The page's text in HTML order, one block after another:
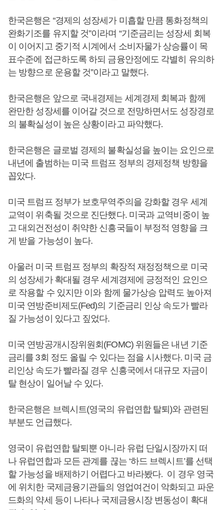
한국은행은 “경제의 성장세가 미흡할 만큼 통화정책의
완화기조를 유지할 것”이라며 “기준금리는 성장세 회복
이 이어지고 중기적 시계에서 소비자물가 상승률이 목
표수준에 접근하도록 하되 금융안정에도 각별히 유의하
는 방향으로 운용할 것”이라고 말했다.
한국은행은 앞으로 국내경제는 세계경제 회복과 함께
완만한 성장세를 이어갈 것으로 전망하면서도 성장경로
의 불확실성이 높은 상황이라고 파악했다.
한국은행은 글로벌 경제의 불확실성을 높이는 요인으로
내년에 출범하는 미국 트럼프 정부의 경제정책 방향을
꼽았다.
미국 트럼프 정부가 보호무역주의을 강화할 경우 세계
교역이 위축될 것으로 진단했다. 미국과 교역비중이 높
고 대외건전성이 취약한 신흥국들이 부정적 영향을 크
게 받을 가능성이 높다.
아울러 미국 트럼프 정부의 확장적 재정정책으로 미국
의 성장세가 확대될 경우 세계경제에 긍정적인 요인으
로 작용할 수 있지만 이와 함께 물가상승 압력도 높아져
미국 연방준비제도(Fed)의 기준금리 인상 속도가 빨라
질 가능성이 있다고 짚었다.
미국 연방공개시장위원회(FOMC) 위원들은 내년 기준
금리를 3회 정도 올릴 수 있다는 점을 시사했다. 미국 금
리인상 속도가 빨라질 경우 신흥국에서 대규모 자금이
탈 현상이 일어날 수 있다.
한국은행은 브렉시트(영국의 유럽연합 탈퇴)와 관련된
부분도 언급했다.
영국이 유럽연합 탈퇴뿐 아니라 유럽 단일시장까지 떠
나 유럽연합과 모든 관계를 끊는 ‘하드 브렉시트’를 선택
할 가능성을 배제하기 어렵다고 바라봤다. 이 경우 영국
에 위치한 국제금융기관들의 영업여건이 악화되고 파운
드화의 약세 등이 나타나 국제금융시장 변동성이 확대